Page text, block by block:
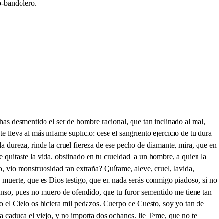
bandolero.
hagas mil desvaríos me espanta, que su belleza es de las almas archivo. Mis amores a una parte, alcanzasteis los huidos? Al llegar a la estacada, que está a la orilla del río, de vuestra parte les di un recaudo por escrito con su misma sangre, que habiéndole recibido me respondieron los dos, con mortales parasismos, que os iban a obedecer al infierno fugitivos. O amigo muy de verdad? sabe Dios que agradecido estaré siempre en el alma a vuestro valor invicto, no me prometía menos. Soy siempre vuestro cautir y nada de vos pretendo (ate de hijo de algo Enrico) si no solo que os tengáis de mi amor porbien servido, De verde laurel corone las sienes el Sacro Olimpo, como merece el valor de un hombre tan bien nacido. Y tú, Lobaco, alcanzaste del infame Federico al Lacayo, qué iba huyendo? Eso dudas? de dos brincos me le puse a las espaldas, y el gallina fugitivo, viendo que le iba dando en la grupa de pellizcos, volvió la cara, y le di de oreja a oreja dos chirlos de tu parte, y luego al punto me dio de ellos el recibo. No le mataste, villano? Cierto que estás colerico, sino me dejas hablar como he de poder decillo? Después de haberle asentado. los dos chirlos referidos, en medio de la fachada alentado, y vengativo (porque las pendencias tuyas como las mías las riño) ala arca del mondongo En triste oscuridad la noche fría, le tiré, y fue Dios servido, de que de dos urgonazos le saque de los peligros de esta vida miserable, en que estaba sumergido. Un vestido te acomoda el mejor de mis vestidos. Mil años te guarde el Cielo, que este estaba tan roído, y tan roto, que hecho bocas, otro te pedia a gritos. Tarda Lisarda, y yo tengo cierto negocio preciso, que importa el asegurarnos; porque como su caudillo me aclaman los bandoleros, y respetan los bandidos; es el cuidado forzoso; y así os quedaréis, Filipo, a esperarla mientras vuelvo, que Lobaco irá conmigo. Mejor es que os acompañe por si hubiere algún peligro. Ninguno habrá que lo sea yendo yo conmigo mismo. Y más llevándome a mí, con que fuera el miedo vicio, Pues a Dios hasta después. Presto volver imagino. y en dulce alivio el sueño me bañaba (entonces yo de vos no me olvidaba, que el alma para amaros no dormía. Soñaba, mi Lisarda, que os tenía en mis brazos; quien duda que soñaba? cuan presto recordé, que loco estaba, pues ni por sueño vos queréis ser mía, Entonces yo feliz (qué bien tamaño!) goce aquel rato, que si fue pequeño, que gloria del amor más permanece? En tanto, al menos, que duró el engaño, Lisarda, yo os gocé, si al fin fue sueño, cuando el pasado bien no lo pareco? Oh como mi corazón mariposa de su llama, en el desvelo se inflama de mi amorosa pasión! Ay Enrico, que no puedo decir lo que siente el alma, que en esta amorosa calma, mas que el amor obra el miedo, de tu riesgo conocido; mas Filipo, como, di, estás sin Énrico aquí? Porque él así lo ha querido, y mi ventura también. La ocasión viene a pedir, . para poderle decir, que Julia le quiere bien, y esta la zada le envía. Esta es famosa ocasión, de que sepa mi afición. Filipo. . Señora mía. o) Cierta dama ha deseado hacer